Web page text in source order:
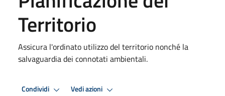
Territorio
​​​Assicura l'ordinato utilizzo del territorio nonché la
salvaguardia dei connotati ambientali.
Condividi Vedi azioni